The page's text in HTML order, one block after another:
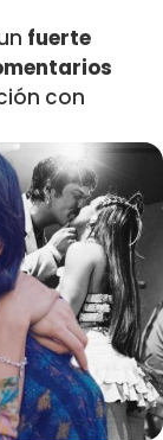
fuerte
con